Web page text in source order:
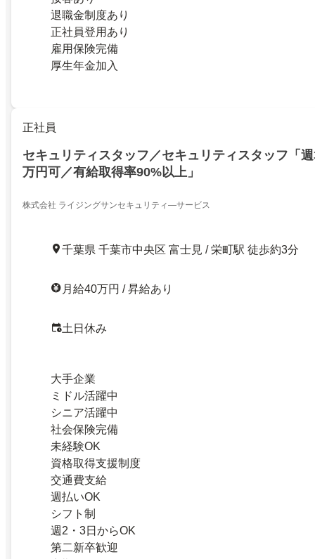
退職金制度あり
正社員登用あり
雇用保険完備
厚生年金加入
正社員
セキュリティスタッフ／セキュリティスタッフ「
万円可／有給取得率90%以上」
株式会社 ライジングサンセキュリティ―サービス
千葉県 千葉市中央区 富士見 / 栄町駅 徒歩約3分
月給40万円 / 昇給あり
土日休み
大手企業
ミドル活躍中
シニア活躍中
社会保険完備
未経験OK
資格取得支援制度
交通費支給
週払いOK
シフト制
週2・3日からOK
第二新卒歓迎